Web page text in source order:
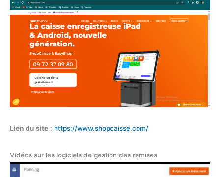
Lien du site : https://www.shopcaisse.com/
Vidéos sur les logiciels de gestion des remises